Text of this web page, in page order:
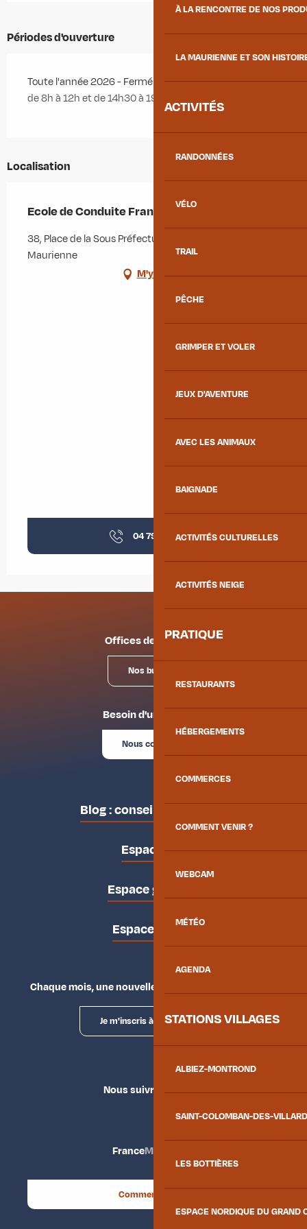
À LA RENCONTRE DE NOS
LA MAURIENNE ET SON
ACTIVITÉS
RANDONNÉES
VÉLO
TRAIL
PÊCHE
GRIMPER ET VOLER
JEUX D'AVENTURE
AVEC LES ANIMAUX
BAIGNADE
ACTIVITÉS CULTURELLES
ACTIVITÉS NEIGE
PRATIQUE
RESTAURANTS
HÉBERGEMENTS
COMMERCES
COMMENT VENIR ?
WEBCAM
MÉTÉO
AGENDA
STATIONS VILLAGES
ALBIEZ-MONTROND
SAINT-COLOMBAN-DES-
LES BOTTIÈRES
ESPACE NORDIQUE DU GRAND
Périodes d'ouverture
Toute l'année 2026 - Fermé le dimanche
de 8h à 12h et de 14h30 à 19h, le lundi de 8 à 11h
Localisation
Ecole de Conduite Française ECF
38, Place de la Sous Préfecture, 73300 Saint-Jean-de-
Maurienne
M'y rendre
04 79 64 07▒▒
Offices de tourisme
Nos bureaux
Besoin d'un conseil ?
Nous contacter
Blog : conseils des locaux
Espace pro
Espace groupes
Espace presse
Chaque mois, une nouvelle façon d'explorer la vallée.
Je m'inscris à la newsletter
Nous suivre
FranceMaurienne
Comment venir ?